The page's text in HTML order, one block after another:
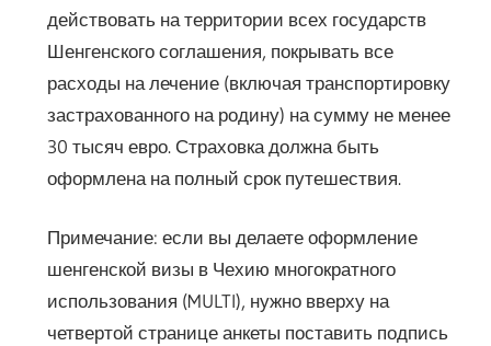
действовать на территории всех государств
Шенгенского соглашения, покрывать все
расходы на лечение (включая транспортировку
застрахованного на родину) на сумму не менее
30 тысяч евро. Страховка должна быть
оформлена на полный срок путешествия.
Примечание: если вы делаете оформление
шенгенской визы в Чехию многократного
использования (MULTI), нужно вверху на
четвертой странице анкеты поставить подпись